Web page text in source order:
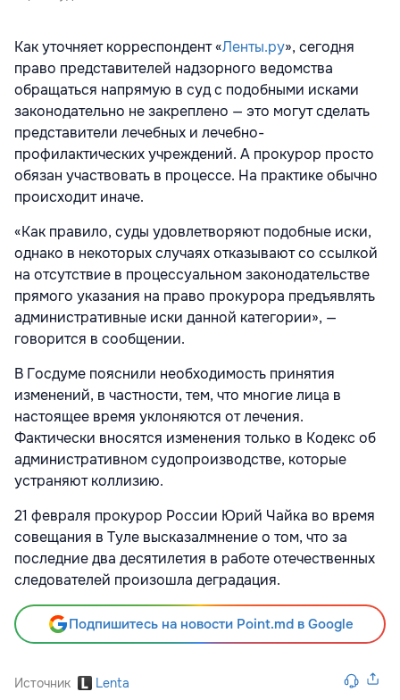
Как уточняет корреспондент «Ленты.ру», сегодня
право представителей надзорного ведомства
обращаться напрямую в суд с подобными исками
законодательно не закреплено — это могут сделать
представители лечебных и лечебно-
профилактических учреждений. А прокурор просто
обязан участвовать в процессе. На практике обычно
происходит иначе.
«Как правило, суды удовлетворяют подобные иски,
однако в некоторых случаях отказывают со ссылкой
на отсутствие в процессуальном законодательстве
прямого указания на право прокурора предъявлять
административные иски данной категории», —
говорится в сообщении.
В Госдуме пояснили необходимость принятия
изменений, в частности, тем, что многие лица в
настоящее время уклоняются от лечения.
Фактически вносятся изменения только в Кодекс об
административном судопроизводстве, которые
устраняют коллизию.
21 февраля прокурор России Юрий Чайка во время
совещания в Туле высказалмнение о том, что за
последние два десятилетия в работе отечественных
следователей произошла деградация.
Подпишитесь на новости Point.md в Google
Источник Lenta